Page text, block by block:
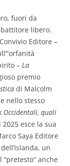
fuori da
libero.
Editore –
– La
premio
di Malcolm
nello stesso
Occidentali, quali
2025 esce la sua
Saya Editore
un
anche